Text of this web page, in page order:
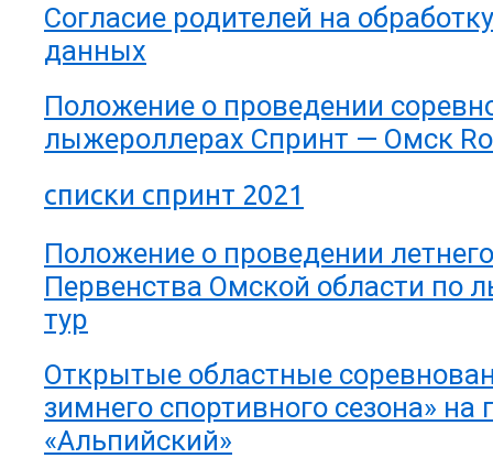
Согласие родителей на
данных
Положение о проведении
лыжероллерах Спринт — Омск
списки спринт 2021
Положение о проведении
Первенства Омской области по
тур
Открытые областные
зимнего спортивного сезона»
«Альпийский»